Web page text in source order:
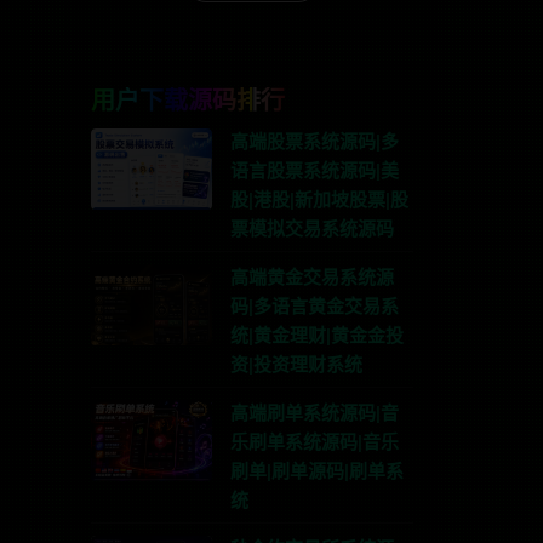
用户下载源码排行
高端股票系统源码|多
语言股票系统源码|美
股|港股|新加坡股票|股
票模拟交易系统源码
高端黄金交易系统源
码|多语言黄金交易系
统|黄金理财|黄金金投
资|投资理财系统
高端刷单系统源码|音
乐刷单系统源码|音乐
刷单|刷单源码|刷单系
统